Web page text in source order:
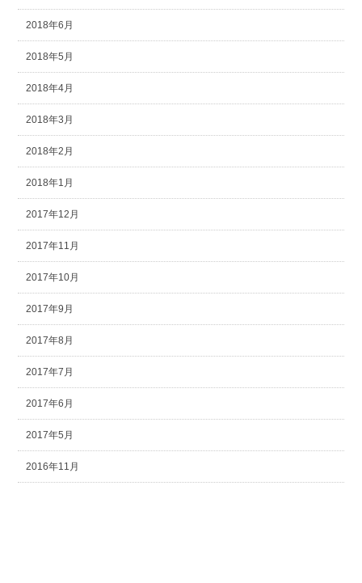
2018年6月
2018年5月
2018年4月
2018年3月
2018年2月
2018年1月
2017年12月
2017年11月
2017年10月
2017年9月
2017年8月
2017年7月
2017年6月
2017年5月
2016年11月